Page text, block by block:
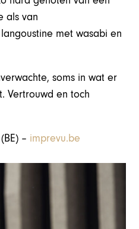
als van
met wasabi en
soms in wat er
Vertrouwd en toch
– imprevu.be